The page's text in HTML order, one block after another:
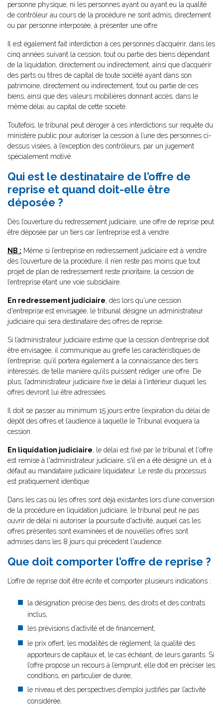
personne physique, ni les personnes ayant ou ayant eu la qualité
de contrôleur au cours de la procédure ne sont admis, directement
ou par personne interposée, à présenter une offre.
Il est également fait interdiction à ces personnes d’acquérir, dans les
cinq années suivant la cession, tout ou partie des biens dépendant
de la liquidation, directement ou indirectement, ainsi que d’acquérir
des parts ou titres de capital de toute société ayant dans son
patrimoine, directement ou indirectement, tout ou partie de ces
biens, ainsi que des valeurs mobilières donnant accès, dans le
même délai, au capital de cette société.
Toutefois, le tribunal peut déroger à ces interdictions sur requête du
ministère public pour autoriser la cession à l’une des personnes ci-
dessus visées, à l’exception des contrôleurs, par un jugement
spécialement motivé.
Qui est le destinataire de l’offre de
reprise et quand doit-elle être
déposée ?
Dès l’ouverture du redressement judiciaire, une offre de reprise peut
être déposée par un tiers car l’entreprise est à vendre.
NB : Même si l’entreprise en redressement judiciaire est à vendre
dès l’ouverture de la procédure, il n’en reste pas moins que tout
projet de plan de redressement reste prioritaire, la cession de
l’entreprise étant une voie subsidiaire.
En redressement judiciaire, dès lors qu'une cession
d'entreprise est envisagée, le tribunal désigne un administrateur
judiciaire qui sera destinataire des offres de reprise.
Si l’administrateur judiciaire estime que la cession d’entreprise doit
être envisagée, il communique au greffe les caractéristiques de
l’entreprise, qu’il portera également à la connaissance des tiers
intéressés, de telle manière qu’ils puissent rédiger une offre. De
plus, l’administrateur judiciaire fixe le délai à l’intérieur duquel les
offres devront lui être adressées.
Il doit se passer au minimum 15 jours entre l’expiration du délai de
dépôt des offres et l’audience à laquelle le Tribunal évoquera la
cession.
En liquidation judiciaire, le délai est fixé par le tribunal et l'offre
est remise à l'administrateur judiciaire, s'il en a été désigné un, et à
défaut au mandataire judiciaire liquidateur. Le reste du processus
est pratiquement identique.
Dans les cas où les offres sont déjà existantes lors d’une conversion
de la procédure en liquidation judiciaire, le tribunal peut ne pas
ouvrir de délai ni autoriser la poursuite d'activité, auquel cas les
offres présentes sont examinées et de nouvelles offres sont
admises dans les 8 jours qui précèdent l'audience.
Que doit comporter l’offre de reprise ?
L’offre de reprise doit être écrite et comporter plusieurs indications :
la désignation précise des biens, des droits et des contrats
inclus,
les prévisions d’activité et de financement,
le prix offert, les modalités de règlement, la qualité des
apporteurs de capitaux et, le cas échéant, de leurs garants. Si
l’offre propose un recours à l’emprunt, elle doit en préciser les
conditions, en particulier de durée,
le niveau et des perspectives d’emploi justifiés par l’activité
considérée,